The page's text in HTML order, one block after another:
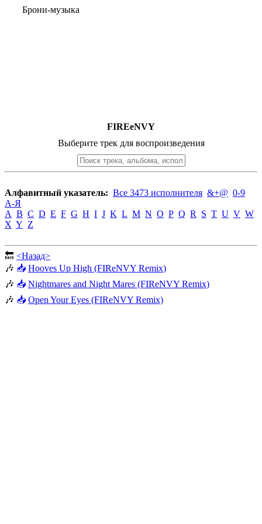
Брони-музыка
FIREeNVY
Выберите трек для воспроизведения
Алфавитный указатель: Все 3473 исполнителя &+@ 0-9
А-Я
A B C D E F G H I J K L M N O P Q R S T U V W
X Y Z
🔙 <Назад>
🎶 📥 Hooves Up High (FIReNVY Remix)
🎶 📥 Nightmares and Night Mares (FIReNVY Remix)
🎶 📥 Open Your Eyes (FIReNVY Remix)